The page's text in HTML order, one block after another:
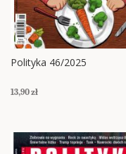
Polityka 46/2025
13,90 zł